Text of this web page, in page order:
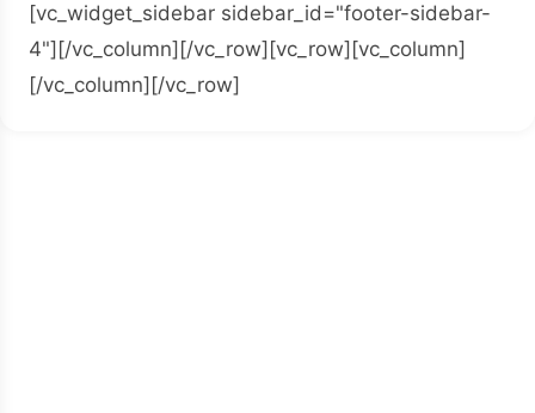
[vc_widget_sidebar sidebar_id="footer-sidebar-
4"][/vc_column][/vc_row][vc_row][vc_column]
[/vc_column][/vc_row]